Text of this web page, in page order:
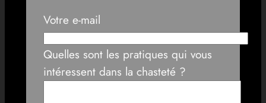
Votre e-mail
Quelles sont les pratiques qui vous
intéressent dans la chasteté ?